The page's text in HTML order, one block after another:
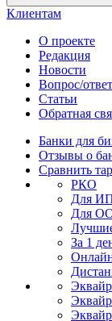
Клиентам
О проекте
Редакция
Новости
Вопрос/ответ
Статьи
Обратная
Банки для
Отзывы о
Сравнить
РКО
Для
Для
За 1